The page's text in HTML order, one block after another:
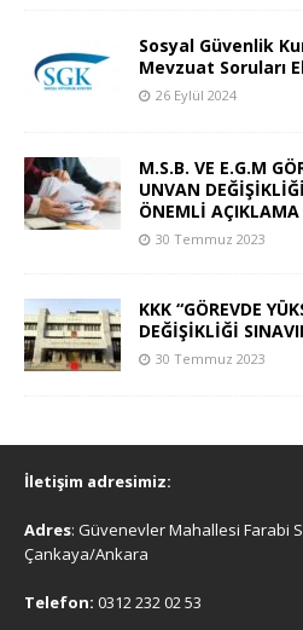
Sosyal Güvenlik
Mevzuat Soruları
26 Eylül 2024
M.S.B. VE E.G.M
UNVAN
ÖNEMLİ AÇIKLAMA
30 Temmuz 2023
KKK “GÖREVDE
DEĞİŞİKLİĞİ
30 Temmuz 2023
İletişim adresimiz:
Adres: Güvenevler Mahallesi Farabi
Çankaya/Ankara
Telefon: 0312 232 02 53